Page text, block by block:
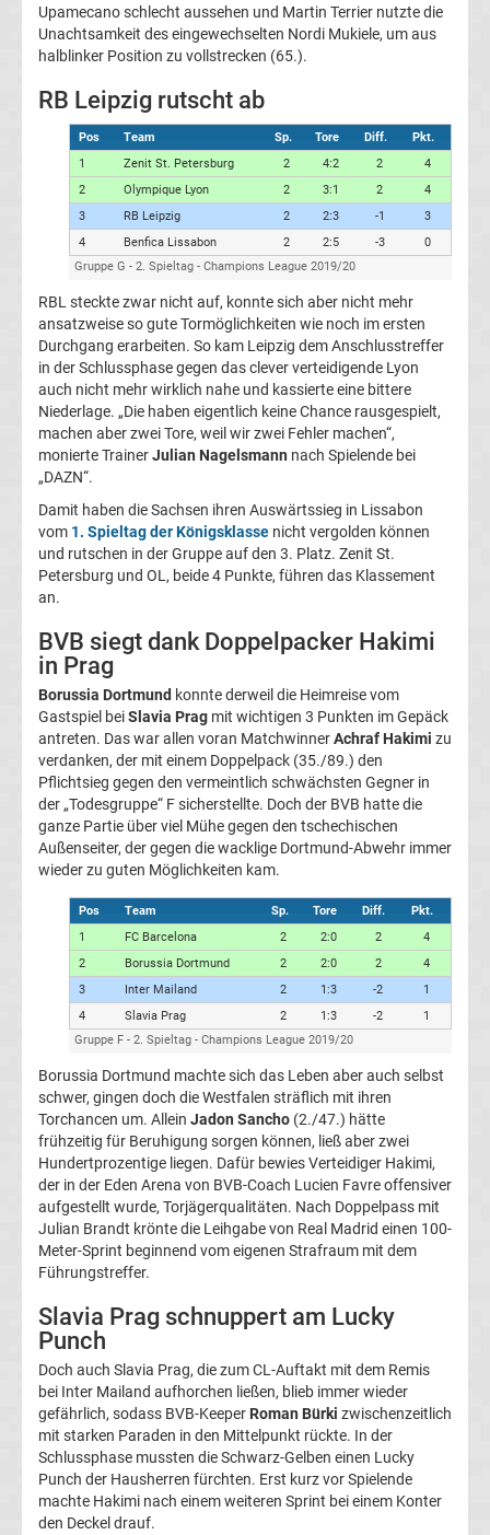
Fußball
UEFA
Youth
League
Fußball
WM
Fußball
EM
Frauenfußball
Amateurfußball
Transfergerüchte
Transferticker
-
Meldungen
vom
Transfermarkt
Trainerentlassungen
Bundesliga
Porträts
Fußballklubs
Champions
League
Alle
Trainer
League
Sieger
Champions
League
Upamecano schlecht aussehen und Martin Terrier nutzte die
Unachtsamkeit des eingewechselten Nordi Mukiele, um aus
halblinker Position zu vollstrecken (65.).
RB Leipzig rutscht ab
Pos Team Sp. Tore Diff.
Pkt.
1
Zenit St. Petersburg 2 4:2 2
4
2
Olympique Lyon 2 3:1 2
4
3
RB Leipzig 2 2:3 -1
3
4
Benfica Lissabon 2 2:5 -3
0
Gruppe G - 2. Spieltag - Champions League 2019/20
RBL steckte zwar nicht auf, konnte sich aber nicht mehr
ansatzweise so gute Tormöglichkeiten wie noch im ersten
Durchgang erarbeiten. So kam Leipzig dem Anschlusstreffer
in der Schlussphase gegen das clever verteidigende Lyon
auch nicht mehr wirklich nahe und kassierte eine bittere
Niederlage. „Die haben eigentlich keine Chance rausgespielt,
machen aber zwei Tore, weil wir zwei Fehler machen“,
monierte TrainerJulian Nagelsmann nach Spielende bei
„DAZN“.
Damit haben die Sachsen ihren Auswärtssieg in Lissabon
vom 1. Spieltag der Königsklasse nicht vergolden können
und rutschen in der Gruppe auf den 3. Platz. Zenit St.
Petersburg und OL, beide 4 Punkte, führen das Klassement
an.
BVB siegt dank Doppelpacker Hakimi
in Prag
Borussia Dortmund konnte derweil die Heimreise vom
Gastspiel beiSlavia Prag mit wichtigen 3 Punkten im Gepäck
antreten. Das war allen voran MatchwinnerAchraf Hakimi zu
verdanken, der mit einem Doppelpack (35./89.) den
Pflichtsieg gegen den vermeintlich schwächsten Gegner in
der „Todesgruppe“ F sicherstellte. Doch der BVB hatte die
ganze Partie über viel Mühe gegen den tschechischen
Außenseiter, der gegen die wacklige Dortmund-Abwehr immer
wieder zu guten Möglichkeiten kam.
Pos Team Sp. Tore Diff.
Pkt.
1
FC Barcelona 2 2:0 2
4
2
Borussia Dortmund 2 2:0 2
4
3
Inter Mailand 2 1:3 -2
1
4
Slavia Prag 2 1:3 -2
1
Gruppe F - 2. Spieltag - Champions League 2019/20
Borussia Dortmund machte sich das Leben aber auch selbst
schwer, gingen doch die Westfalen sträflich mit ihren
Torchancen um. Allein Jadon Sancho (2./47.) hätte
frühzeitig für Beruhigung sorgen können, ließ aber zwei
Hundertprozentige liegen. Dafür bewies Verteidiger Hakimi,
der in der Eden Arena von BVB-Coach Lucien Favre offensiver
aufgestellt wurde, Torjägerqualitäten. Nach Doppelpass mit
Julian Brandt krönte die Leihgabe von Real Madrid einen 100-
Meter-Sprint beginnend vom eigenen Strafraum mit dem
Führungstreffer.
Slavia Prag schnuppert am Lucky
Punch
Doch auch Slavia Prag, die zum CL-Auftakt mit dem Remis
bei Inter Mailand aufhorchen ließen, blieb immer wieder
gefährlich, sodass BVB-Keeper Roman Bürki zwischenzeitlich
mit starken Paraden in den Mittelpunkt rückte. In der
Schlussphase mussten die Schwarz-Gelben einen Lucky
Punch der Hausherren fürchten. Erst kurz vor Spielende
machte Hakimi nach einem weiteren Sprint bei einem Konter
den Deckel drauf.